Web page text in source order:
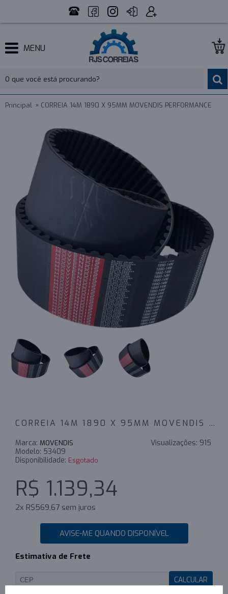
MENU
Principal CORREIA 14M 1890 X 95MM MOVENDIS PERFORMANCE
CORREIA 14M 1890 X 95MM MOVENDIS PERFORMANCE
Visualizações: 915
Marca: MOVENDIS
Modelo: 53409
Disponibilidade: Esgotado
R$ 1.139,34
2x R$569,67 sem juros
AVISE-ME QUANDO DISPONÍVEL
Estimativa de Frete
CALCULAR